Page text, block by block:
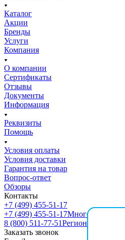
Каталог
Акции
Бренды
Услуги
Компания
О компании
Сертификаты
Отзывы
Документы
Информация
Реквизиты
Помощь
Условия оплаты
Условия доставки
Гарантия на товар
Вопрос-ответ
Обзоры
Контакты
+7 (499) 455-51-17
+7 (499) 455-51-17Многоканальный
8 (800) 511-77-51Регионы РФ
Заказать звонок